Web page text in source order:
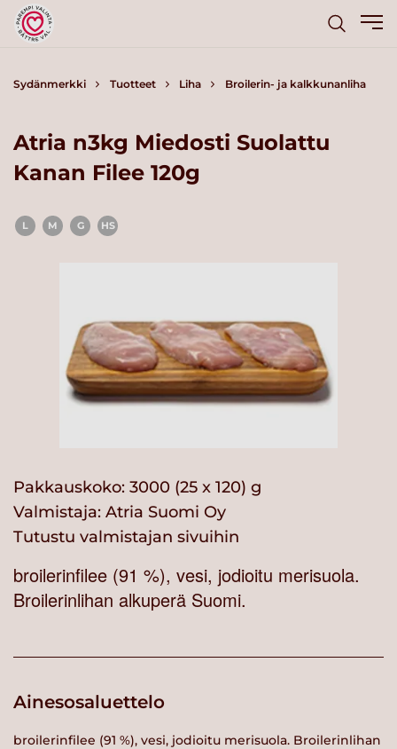
Sydänmerkki Tuotteet Liha Broilerin- ja kalkkunanliha
Atria n3kg Miedosti Suolattu
Kanan Filee 120g
L M G HS
Pakkauskoko: 3000 (25 x 120) g
Valmistaja: Atria Suomi Oy
Tutustu valmistajan sivuihin
broilerinfilee (91 %), vesi, jodioitu merisuola.
Broilerinlihan alkuperä Suomi.
Ainesosaluettelo
broilerinfilee (91 %), vesi, jodioitu merisuola. Broilerinlihan